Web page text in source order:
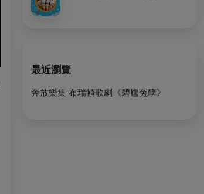
最近瀏覽
奔放樂集 布瑞頓歌劇《碧廬冤孽》